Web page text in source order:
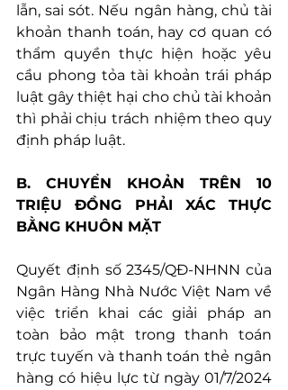
lẫn, sai sót. Nếu ngân hàng, chủ tài
khoản thanh toán, hay cơ quan có
thẩm quyền thực hiện hoặc yêu
cầu phong tỏa tài khoản trái pháp
luật gây thiệt hại cho chủ tài khoản
thì phải chịu trách nhiệm theo quy
định pháp luật.
B. CHUYỂN KHOẢN TRÊN 10
TRIỆU ĐỒNG PHẢI XÁC THỰC
BẰNG KHUÔN MẶT
Quyết định số 2345/QĐ-NHNN của
Ngân Hàng Nhà Nước Việt Nam về
việc triển khai các giải pháp an
toàn bảo mật trong thanh toán
trực tuyến và thanh toán thẻ ngân
hàng có hiệu lực từ ngày 01/7/2024